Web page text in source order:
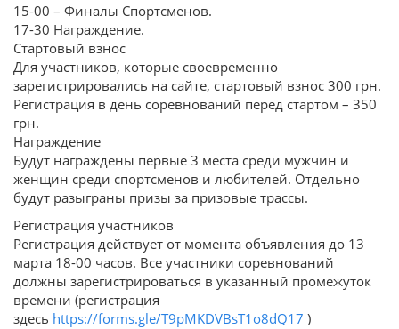
15-00 – Финалы Спортсменов.
17-30 Награждение.
Стартовый взнос
Для участников, которые своевременно
зарегистрировались на сайте, стартовый взнос 300 грн.
Регистрация в день соревнований перед стартом – 350
грн.
Награждение
Будут награждены первые 3 места среди мужчин и
женщин среди спортсменов и любителей. Отдельно
будут разыграны призы за призовые трассы.
Регистрация участников
Регистрация действует от момента объявления до 13
марта 18-00 часов. Все участники соревнований
должны зарегистрироваться в указанный промежуток
времени (регистрация
здесь https://forms.gle/T9pMKDVBsT1o8dQ17 )